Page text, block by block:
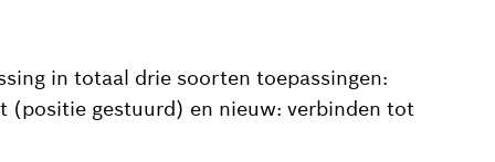
in totaal drie soorten toepassingen:
(positie gestuurd) en nieuw: verbinden tot